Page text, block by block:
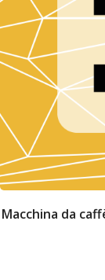
Macchina da